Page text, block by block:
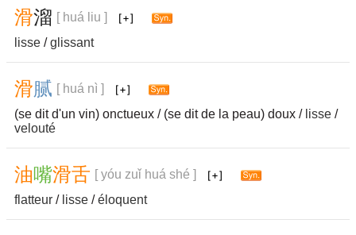
滑溜 [ huá liu ]
lisse /glissant
滑腻 [ huá nì ]
(se dit d'un vin) onctueux / (se dit de la peau) doux / lisse /
velouté
油嘴滑舌 [ yóu zuǐ huá shé ]
flatteur / lisse /éloquent